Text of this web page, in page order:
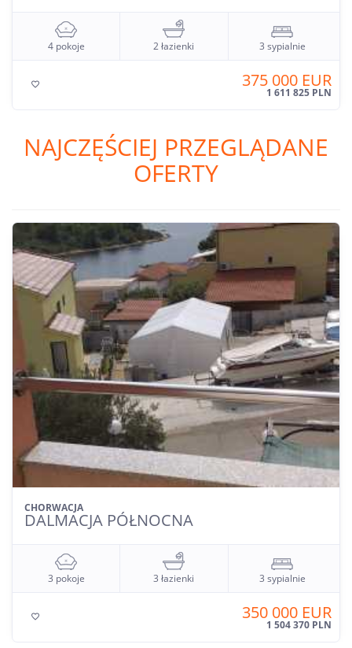
0 pokoi 0 łazienek 0 sypialni
 969 000 EUR
4 164 956 PLN
NAJCZĘŚCIEJ PRZEGLĄDANE
OFERTY
CHORWACJA
DALMACJA ŚRODKOWA
0 pokoi 4 łazienki 6 sypialni
 530 000 EUR
2 278 046 PLN